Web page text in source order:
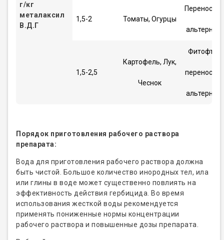
г/кг
металаксил
В.Д.Г
1,5-2 Томаты, Огурцы
1,5-2,5
Картофель, Лук,
Чеснок
Порядок приготовления рабочего раствора
препарата:
Вода для приготовления рабочего раствора должна
быть чистой. Большое количество инородных тел, ила
или глины в воде может существенно повлиять на
эффективность действия гербицида. Во время
использования жесткой воды рекомендуется
применять пониженные нормы концентрации
рабочего раствора и повышенные дозы препарата.